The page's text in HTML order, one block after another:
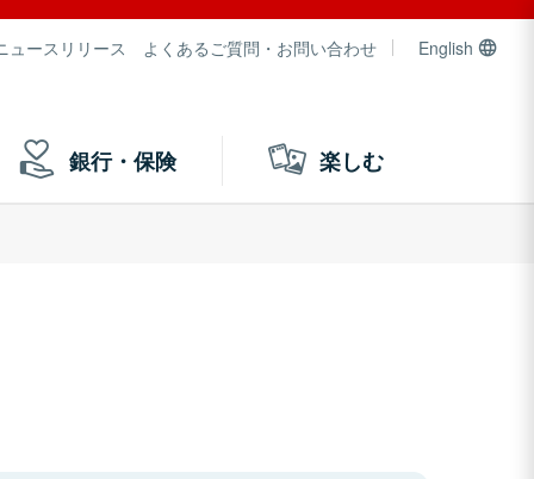
ュースリリース よくあるご質問・お問い合わせ English
銀行・保険 楽しむ